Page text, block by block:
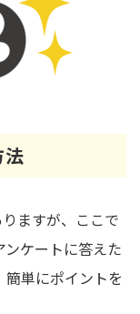
ますが、ここで
ケートに答えた
簡単にポイントを